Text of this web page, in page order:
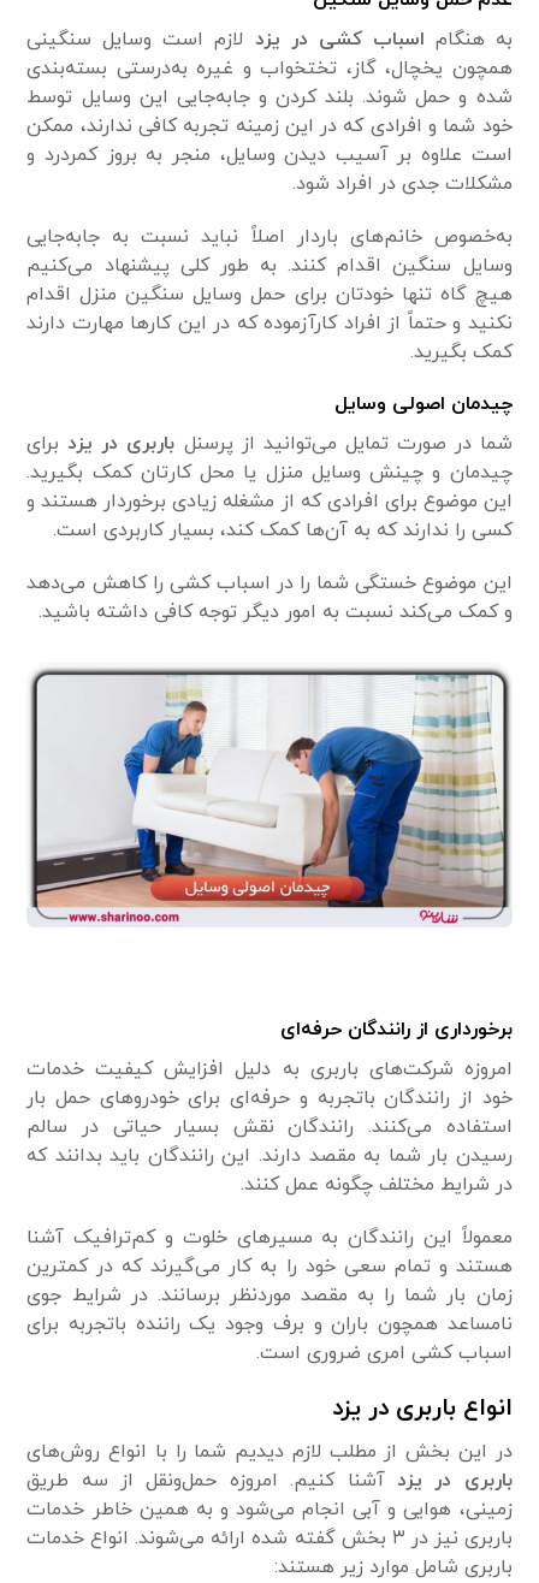
به هنگام اسباب کشی در یزد لازم است وسایل سنگینی
همچون یخچال، گاز، تختخواب و غیره به‌درستی بسته‌بندی
‌شده و حمل شوند. بلند کردن و جابه‌جایی این وسایل توسط
خود شما و افرادی که در این زمینه تجربه کافی ندارند، ممکن
است علاوه بر آسیب دیدن وسایل، منجر به بروز کمردرد و
مشکلات جدی در افراد شود.
به‌خصوص خانم‌های باردار اصلاً نباید نسبت به جابه‌جایی
وسایل سنگین اقدام کنند. به طور کلی پیشنهاد می‌کنیم
هیچ گاه تنها خودتان برای حمل وسایل سنگین منزل اقدام
نکنید و حتماً از افراد کارآزموده که در این کار‌ها مهارت دارند
کمک بگیرید.
چیدمان اصولی وسایل
شما در صورت تمایل می‌توانید از پرسنل باربری در یزد برای
چیدمان و چینش وسایل منزل یا محل کارتان کمک بگیرید.
این موضوع برای افرادی که از مشغله زیادی برخوردار هستند و
کسی را ندارند که به آن‌ها کمک کند، بسیار کاربردی است.
این موضوع خستگی شما را در اسباب کشی را کاهش می‌دهد
و کمک می‌کند نسبت به امور دیگر توجه کافی داشته باشید.
برخورداری از رانندگان حرفه‌ای
امروزه شرکت‌های باربری به دلیل افزایش کیفیت خدمات
خود از رانندگان باتجربه و حرفه‌ای برای خودرو‌های حمل بار
استفاده می‌کنند. رانندگان نقش بسیار حیاتی در سالم
رسیدن بار شما به مقصد دارند. این رانندگان باید بدانند که
در شرایط مختلف چگونه عمل کنند.
معمولاً این رانندگان به مسیر‌های خلوت و کم‌ترافیک آشنا
هستند و تمام سعی خود را به کار می‌گیرند که در کمترین
زمان بار شما را به مقصد موردنظر برسانند. در شرایط جوی
نامساعد همچون باران و برف وجود یک راننده باتجربه برای
اسباب کشی امری ضروری است.
انواع باربری در یزد
در این بخش از مطلب لازم دیدیم شما را با انواع روش‌های
باربری در یزد آشنا کنیم. امروزه حمل‌ونقل از سه طریق
زمینی، هوایی و آبی انجام می‌شود و به همین خاطر خدمات
باربری نیز در ۳ بخش گفته شده ارائه می‌شوند. انواع خدمات
باربری شامل موارد زیر هستند: